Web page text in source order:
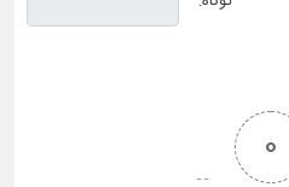
0